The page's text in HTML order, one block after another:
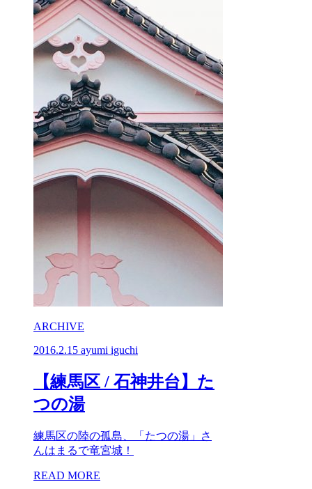
ARCHIVE
2016.2.15 ayumi iguchi
【練馬区 / 石神井台】た
つの湯
練馬区の陸の孤島、「たつの湯」さ
んはまるで竜宮城！
READ MORE